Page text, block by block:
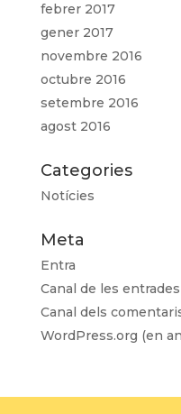
febrer 2017
gener 2017
novembre 2016
octubre 2016
setembre 2016
agost 2016
Categories
Notícies
Meta
Entra
Canal de les entrades
Canal dels
WordPress.org (en